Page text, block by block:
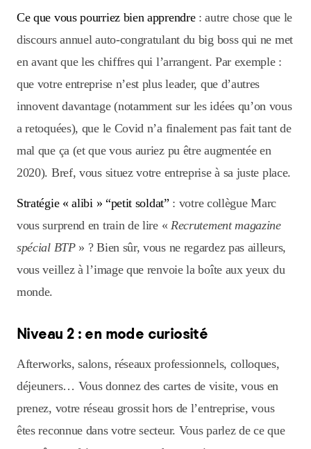
Ce que vous pourriez bien apprendre: autre chose que le
discours annuel auto-congratulant du big boss qui ne met
en avant que les chiffres qui l’arrangent. Par exemple :
que votre entreprise n’est plus leader, que d’autres
innovent davantage (notamment sur les idées qu’on vous
a retoquées), que le Covid n’a finalement pas fait tant de
mal que ça (et que vous auriez pu être augmentée en
2020). Bref, vous situez votre entreprise à sa juste place.
Stratégie « alibi » “petit soldat” : votre collègue Marc
vous surprend en train de lire « Recrutement magazine
spécial BTP» ? Bien sûr, vous ne regardez pas ailleurs,
vous veillez à l’image que renvoie la boîte aux yeux du
monde.
Niveau 2 : en mode curiosité
Afterworks, salons, réseaux professionnels, colloques,
déjeuners… Vous donnez des cartes de visite, vous en
prenez, votre réseau grossit hors de l’entreprise, vous
êtes reconnue dans votre secteur. Vous parlez de ce que